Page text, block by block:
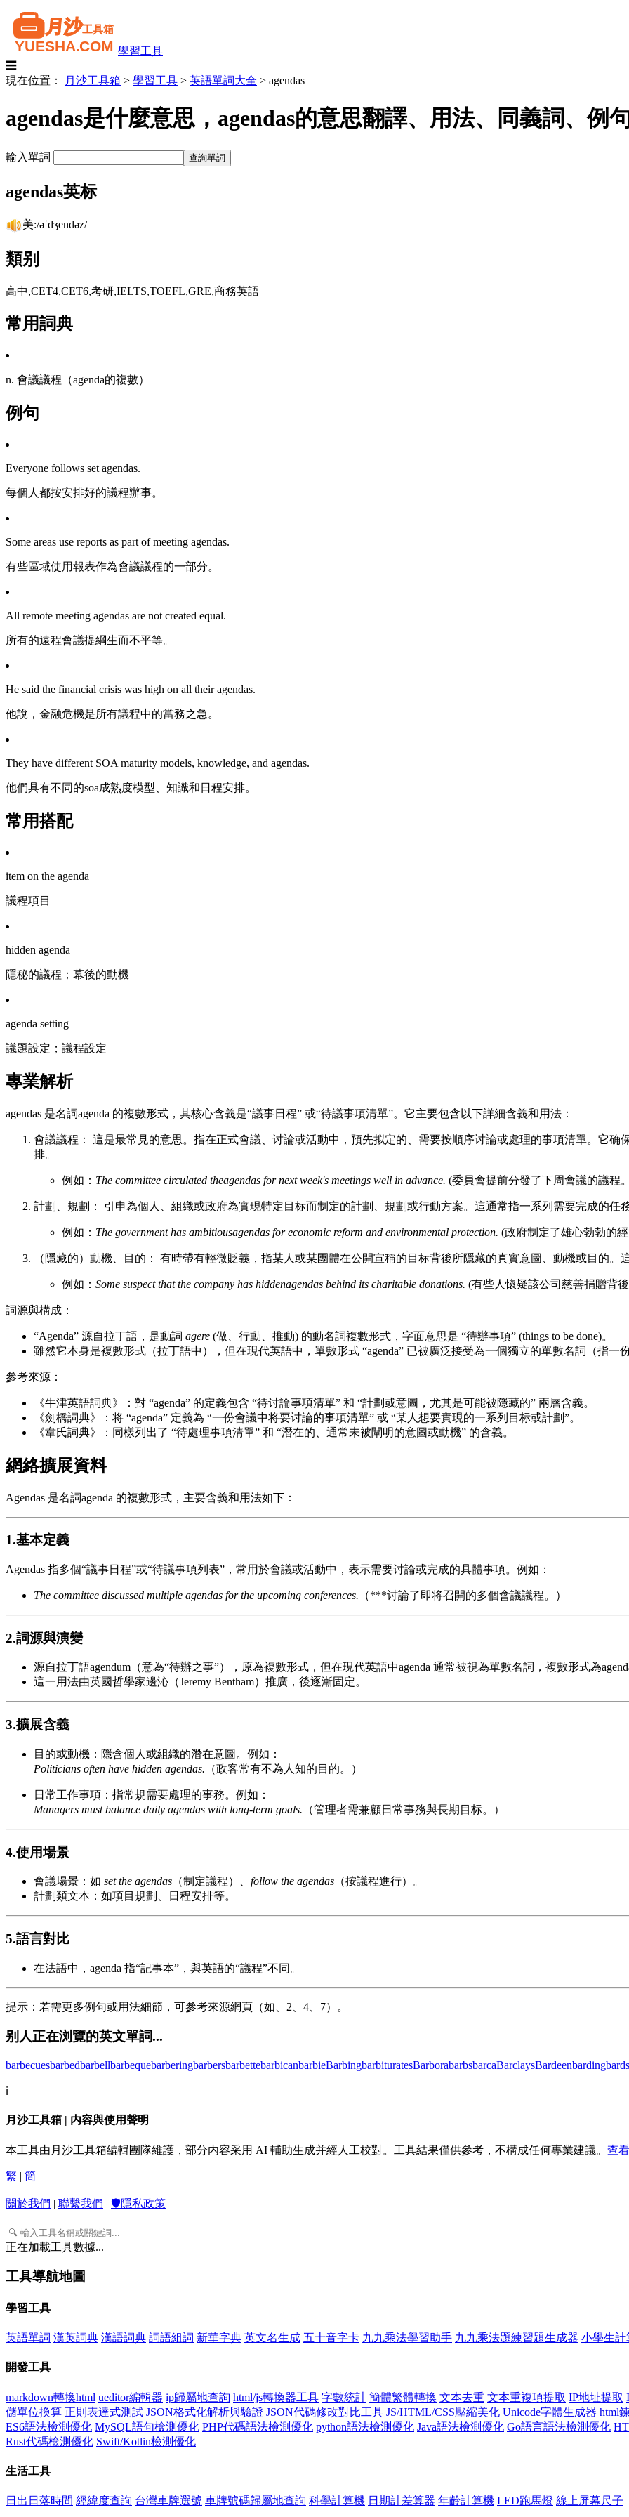
學習工具
☰
現在位置：
月沙工具箱 > 學習工具 > 英語單詞大全 > agendas
agendas是什麼意思，agendas的意思翻譯、用法、同義詞、例
輸入單詞
agendas英标
美:/əˈdʒendəz/
類别
高中,CET4,CET6,考研,IELTS,TOEFL,GRE,商務英語
常用詞典
n. 會議議程（agenda的複數）
例句
Everyone follows set agendas.
每個人都按安排好的議程辦事。
Some areas use reports as part of meeting agendas.
有些區域使用報表作為會議議程的一部分。
All remote meeting agendas are not created equal.
所有的遠程會議提綱生而不平等。
He said the financial crisis was high on all their agendas.
他說，金融危機是所有議程中的當務之急。
They have different SOA maturity models, knowledge, and agendas.
他們具有不同的soa成熟度模型、知識和日程安排。
常用搭配
item on the agenda
議程項目
hidden agenda
隱秘的議程；幕後的動機
agenda setting
議題設定；議程設定
專業解析
agendas 是名詞agenda 的複數形式，其核心含義是“議事日程” 或“待議事項清單”。它主要包含以下詳細含義和用法：
會議議程： 這是最常見的意思。指在正式會議、讨論或活動中，預先拟定的、需要按順序讨論或處理的事項清單。它
排。
例如： The committee circulated theagendas for next week's meetings well in advance. (委員會提前分發了下周會議的議程
計劃、規劃： 引申為個人、組織或政府為實現特定目标而制定的計劃、規劃或行動方案。這通常指一系列需要完成的任
例如： The government has ambitiousagendas for economic reform and environmental protection. (政府制定了雄心勃勃的
（隱藏的）動機、目的： 有時帶有輕微貶義，指某人或某團體在公開宣稱的目标背後所隱藏的真實意圖、動機或目的
例如： Some suspect that the company has hiddenagendas behind its charitable donations. (有些人懷疑該公司慈善捐贈背
詞源與構成：
“Agenda” 源自拉丁語，是動詞 agere (做、行動、推動) 的動名詞複數形式，字面意思是 “待辦事項” (things to be done)。
雖然它本身是複數形式（拉丁語中），但在現代英語中，單數形式 “agenda” 已被廣泛接受為一個獨立的單數名詞（指一
參考來源：
《牛津英語詞典》：對 “agenda” 的定義包含 “待讨論事項清單” 和 “計劃或意圖，尤其是可能被隱藏的” 兩層含義。
《劍橋詞典》：将 “agenda” 定義為 “一份會議中将要讨論的事項清單” 或 “某人想要實現的一系列目标或計劃”。
《韋氏詞典》：同樣列出了 “待處理事項清單” 和 “潛在的、通常未被闡明的意圖或動機” 的含義。
網絡擴展資料
Agendas 是名詞agenda 的複數形式，主要含義和用法如下：
1.基本定義
Agendas 指多個“議事日程”或“待議事項列表”，常用於會議或活動中，表示需要讨論或完成的具體事項。例如：
The committee discussed multiple agendas for the upcoming conferences. （***讨論了即将召開的多個會議議程。）
2.詞源與演變
源自拉丁語agendum（意為“待辦之事”），原為複數形式，但在現代英語中agenda 通常被視為單數名詞，複數形式為
這一用法由英國哲學家邊沁（Jeremy Bentham）推廣，後逐漸固定。
3.擴展含義
目的或動機：隱含個人或組織的潛在意圖。例如：
Politicians often have hidden agendas. （政客常有不為人知的目的。）
日常工作事項：指常規需要處理的事務。例如：
Managers must balance daily agendas with long-term goals. （管理者需兼顧日常事務與長期目标。）
4.使用場景
會議場景：如 set the agendas （制定議程）、 follow the agendas （按議程進行）。
計劃類文本：如項目規劃、日程安排等。
5.語言對比
在法語中，agenda 指“記事本”，與英語的“議程”不同。
提示：若需更多例句或用法細節，可參考來源網頁（如、2、4、7）。
别人正在浏覽的英文單詞...
barbecuesbarbedbarbellbarbequebarberingbarbersbarbettebarbicanbarbieBarbingbarbituratesBarborabarbsbarcaBarclaysBardeenbardingbards
ℹ️
月沙工具箱 | 内容與使用聲明
本工具由月沙工具箱編輯團隊維護，部分内容采用 AI 輔助生成并經人工校對。工具結果僅供參考，不構成任何專業建議。 查
繁 | 簡
關於我們 | 聯繫我們 | 🛡️隱私政策
正在加載工具數據...
工具導航地圖
學習工具
英語單詞 漢英詞典 漢語詞典 詞語組詞 新華字典 英文名生成 五十音字卡 九九乘法學習助手 九九乘法題練習題生成器 小學生計
開發工具
markdown轉換html ueditor編輯器 ip歸屬地查詢 html/js轉換器工具 字數統計 簡體繁體轉換 文本去重 文本重複項提取 IP地址提取
儲單位換算 正則表達式測試 JSON格式化解析與驗證 JSON代碼修改對比工具 JS/HTML/CSS壓縮美化 Unicode字體生成器 html
ES6語法檢測優化 MySQL語句檢測優化 PHP代碼語法檢測優化 python語法檢測優化 Java語法檢測優化 Go語言語法檢測優化
Rust代碼檢測優化 Swift/Kotlin檢測優化
生活工具
日出日落時間 經緯度查詢 台灣車牌選號 車牌號碼歸屬地查詢 科學計算機 日期計差算器 年齡計算機 LED跑馬燈 線上屏幕尺子